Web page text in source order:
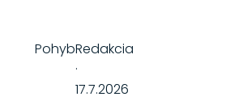
PohybRedakcia
·
17.7.2026